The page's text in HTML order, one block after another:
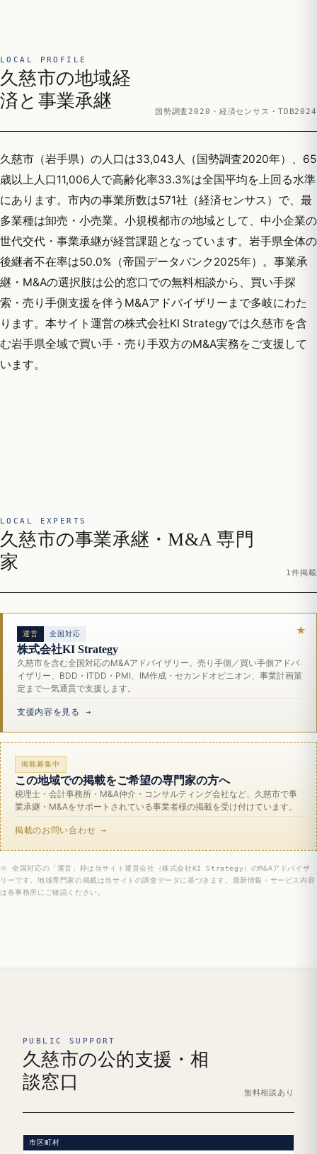
LOCAL PROFILE
久慈市の地域経
済と事業承継
国勢調査2020・経済センサス・TDB2024
久慈市（岩手県）の人口は33,043人（国勢調査2020年）、65
歳以上人口11,006人で高齢化率33.3%は全国平均を上回る水準
にあります。市内の事業所数は571社（経済センサス）で、最
多業種は卸売・小売業。小規模都市の地域として、中小企業の
世代交代・事業承継が経営課題となっています。岩手県全体の
後継者不在率は50.0%（帝国データバンク2025年）。事業承
継・M&Aの選択肢は公的窓口での無料相談から、買い手探
索・売り手側支援を伴うM&Aアドバイザリーまで多岐にわた
ります。本サイト運営の株式会社KI Strategyでは久慈市を含
む岩手県全域で買い手・売り手双方のM&A実務をご支援して
います。
LOCAL EXPERTS
久慈市の事業承継・M&A 専門
家
1件掲載
運営 全国対応
株式会社KI Strategy
久慈市を含む全国対応のM&Aアドバイザリー。売り手側／買い手側アドバ
イザリー、BDD・ITDD・PMI、IM作成・セカンドオピニオン、事業計画策
定まで一気通貫で支援します。
支援内容を見る →
掲載募集中
この地域での掲載をご希望の専門家の方へ
税理士・会計事務所・M&A仲介・コンサルティング会社など、久慈市で事
業承継・M&Aをサポートされている事業者様の掲載を受け付けています。
掲載のお問い合わせ →
※ 全国対応の「運営」枠は当サイト運営会社（株式会社KI Strategy）のM&Aアドバイザ
リーです。地域専門家の掲載は当サイトの調査データに基づきます。最新情報・サービス内容
は各事務所にご確認ください。
PUBLIC SUPPORT
久慈市の公的支援・相
談窓口
無料相談あり
市区町村